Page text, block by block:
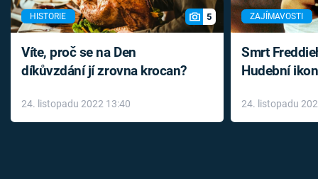
HISTORIE 5
Víte, proč se na Den
díkůvzdání jí zrovna krocan?
24. listopadu 2022 13:40
ZAJÍMAVOSTI
Smrt
Hudební
léky
24. listopadu